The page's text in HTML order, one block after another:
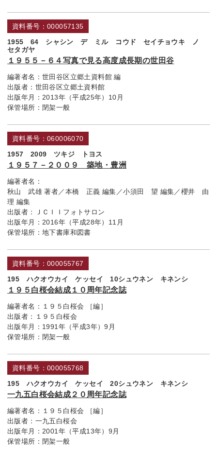
資料番号：000057135
1955 64 シャシン デ ミル コウド セイチョウキ ノ
セタガヤ
１９５５－６４写真で見る高度成長期の世田谷
編著者名： 世田谷区立郷土資料館 編
出版者： 世田谷区立郷土資料館
出版年月： 2013年（平成25年）10月
保管場所： 閉架一般
資料番号：060006070
1957 2009 ツキジ トヨス
１９５７－２００９ 築地・豊洲
編著者名：
秋山 武雄 著者／本橋 正義 編集／小須田 望 編集／櫻井 由
理 編集
出版者：
ＪＣＩＩフォトサロン
出版年月： 2016年（平成28年）11月
保管場所： 地下書庫和図書
資料番号：000055767
195 ハクオウカイ ケッセイ 10シュウネン キネンシ
１９５白桜会結成１０周年記念誌
編著者名： １９５白桜会 ［編］
出版者：
１９５白桜会
出版年月： 1991年（平成3年）9月
保管場所： 閉架一般
資料番号：000055768
195 ハクオウカイ ケッセイ 20シュウネン キネンシ
一九五白桜会結成２０周年記念誌
編著者名： １９５白桜会 ［編］
出版者： 一九五白桜会
出版年月： 2001年（平成13年）9月
保管場所： 閉架一般